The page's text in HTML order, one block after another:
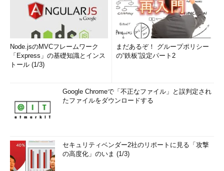
Node.jsのMVCフレームワーク
「Express」の基礎知識とインス
トール (1/3)
まだあるぞ！ グループポリシー
の“鉄板”設定パート2
Google Chromeで「不正なファイル」と誤判定され
たファイルをダウンロードする
セキュリティベンダー2社のリポートに見る「攻撃
の高度化」のいま (1/3)